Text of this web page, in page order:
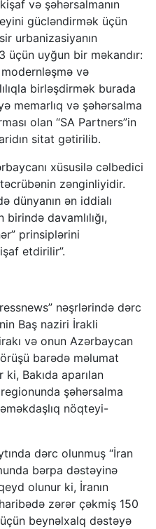
və şəhərsalmanın
gücləndirmək üçün
urbanizasiyanın
üçün uyğun bir məkandır:
və
birləşdirmək burada
memarlıq və şəhərsalma
olan “SA Partners”in
sitat gətirilib.
xüsusilə cəlbedici
zənginliyidir.
dünyanın ən iddialı
davamlılığı,
prinsiplərini
etdirilir”.
nəşrlərində dərc
Baş naziri İrakli
və onun Azərbaycan
barədə məlumat
Bakıda aparılan
şəhərsalma
nöqteyi-
dərc olunmuş “İran
bərpa dəstəyinə
olunur ki, İranın
zərər çəkmiş 150
beynəlxalq dəstəyə